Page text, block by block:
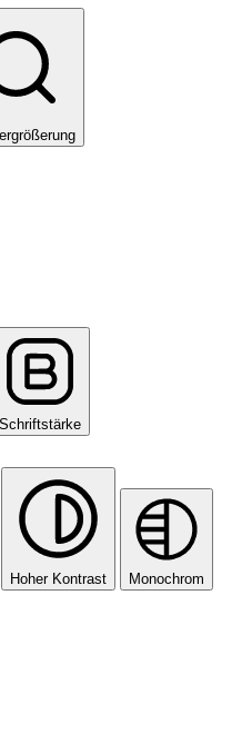
Schriftstärke
Hoher Kontrast Monochrom